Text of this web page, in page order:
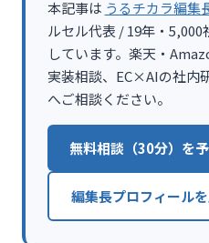
本記事は うるチカラ編集
ルセル代表 / 19年・5,000
しています。楽天・
実装相談、EC×AIの社内
へご相談ください。
無料相談（30分）を
編集長プロフィール